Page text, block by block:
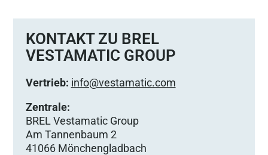
KONTAKT ZU BREL
VESTAMATIC GROUP
Vertrieb: info@vestamatic.com
Zentrale:
BREL Vestamatic Group
Am Tannenbaum 2
41066 Mönchengladbach